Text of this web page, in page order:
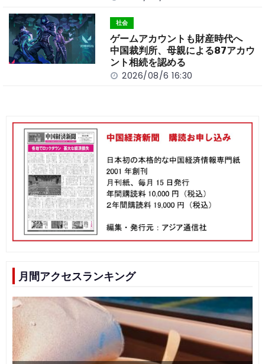
社会
ゲームアカウントも財産時代へ
中国裁判所、母親による87アカウ
ント相続を認める
2026/08/6 16:30
月間アクセスランキング